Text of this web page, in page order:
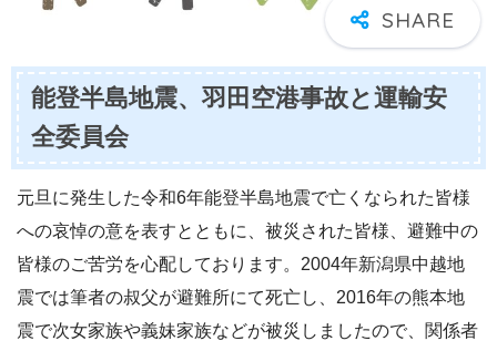
能登半島地震、羽田空港事故と運輸安
全委員会
元旦に発生した令和6年能登半島地震で亡くなられた皆様
への哀悼の意を表すとともに、被災された皆様、避難中の
皆様のご苦労を心配しております。2004年新潟県中越地
震では筆者の叔父が避難所にて死亡し、2016年の熊本地
震で次女家族や義妹家族などが被災しましたので、関係者